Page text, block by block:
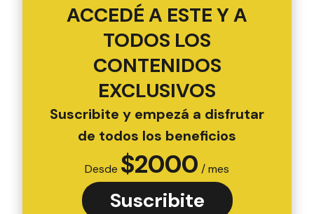
ACCEDÉ A ESTE Y A
TODOS LOS
CONTENIDOS
EXCLUSIVOS
Suscribite y empezá a disfrutar
de todos los beneficios
Desde $2000 / mes
Suscribite